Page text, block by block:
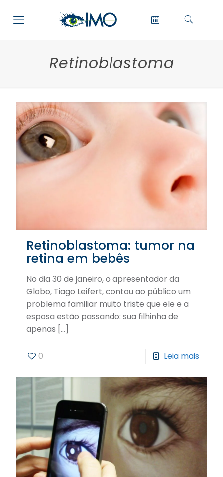
Retinoblastoma
Retinoblastoma: tumor na
retina em bebês
No dia 30 de janeiro, o apresentador da
Globo, Tiago Leifert, contou ao público um
problema familiar muito triste que ele e a
esposa estão passando: sua filhinha de
apenas […]
0 Leia mais